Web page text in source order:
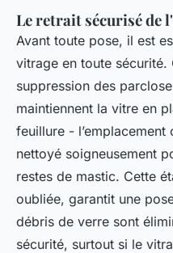
Le retrait sécurisé de
Avant toute pose, il est
vitrage en toute sécurité.
suppression des
maintiennent la vitre en
feuillure -
nettoyé soigneusement
restes de mastic. Cette
oubliée, garantit une
débris de verre sont
sécurité, surtout si le